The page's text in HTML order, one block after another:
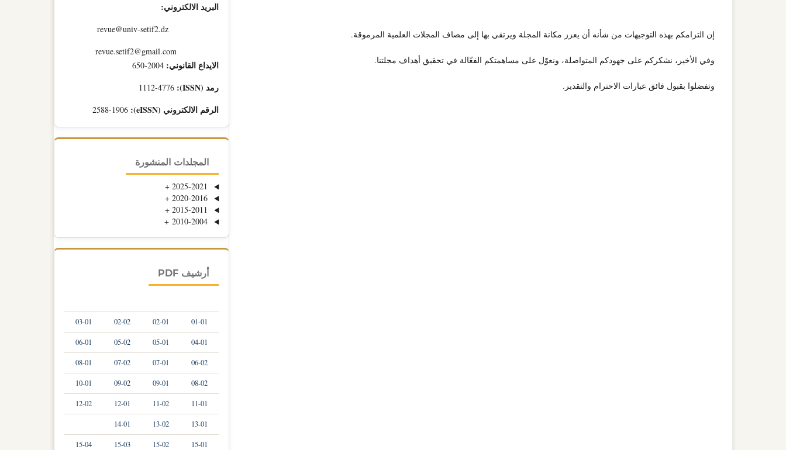
إن التزامكم بهذه التوجيهات من شأنه أن يعزز مكانة المجلة ويرتقي بها إلى مصاف المجلات العلمية المرموقة.
وفي الأخير، نشكركم على جهودكم المتواصلة، ونعوّل على مساهمتكم الفعّالة في تحقيق أهداف مجلتنا.
وتفضلوا بقبول فائق عبارات الاحترام والتقدير.
البريد الالكتروني:
الايداع القانوني:
رمد (ISSN):
الرقم الالكتروني (eISSN):
المجلدات المنشورة
+
+
+
+
أرشيف PDF
01-01
02-01
02-02
03-01
04-01
05-01
05-02
06-01
06-02
07-01
07-02
08-01
08-02
09-01
09-02
10-01
11-01
11-02
12-01
12-02
13-01
13-02
14-01
15-01
15-02
15-03
15-04